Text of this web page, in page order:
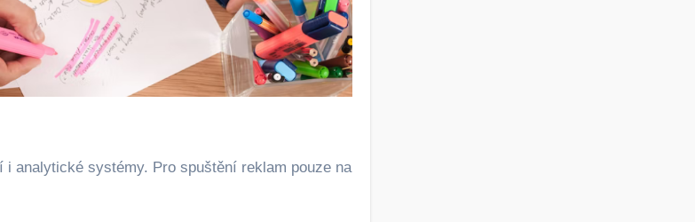
analytické systémy. Pro spuštění reklam pouze na